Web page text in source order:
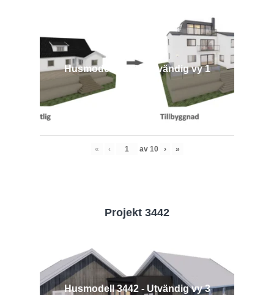
Husmodell 1042 - Utvändig vy 1
« ‹ av 10 › »
Projekt 3442
Husmodell 3442 - Utvändig vy 3